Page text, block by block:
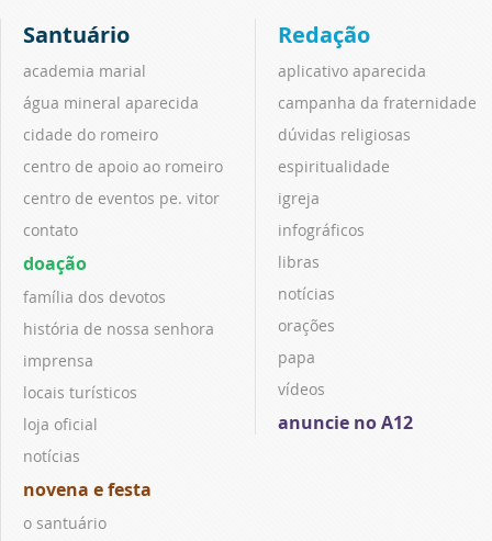
Santuário
academia marial
água mineral aparecida
cidade do romeiro
centro de apoio ao romeiro
centro de eventos pe. vitor
contato
doação
família dos devotos
história de nossa senhora
imprensa
locais turísticos
loja oficial
notícias
novena e festa
o santuário
Redação
aplicativo aparecida
campanha da fraternidade
dúvidas religiosas
espiritualidade
igreja
infográficos
libras
notícias
orações
papa
vídeos
anuncie no A12